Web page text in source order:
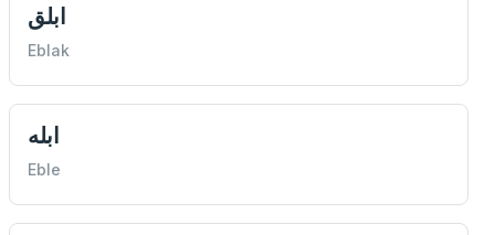
ابلق
Eblak
ابله
Eble